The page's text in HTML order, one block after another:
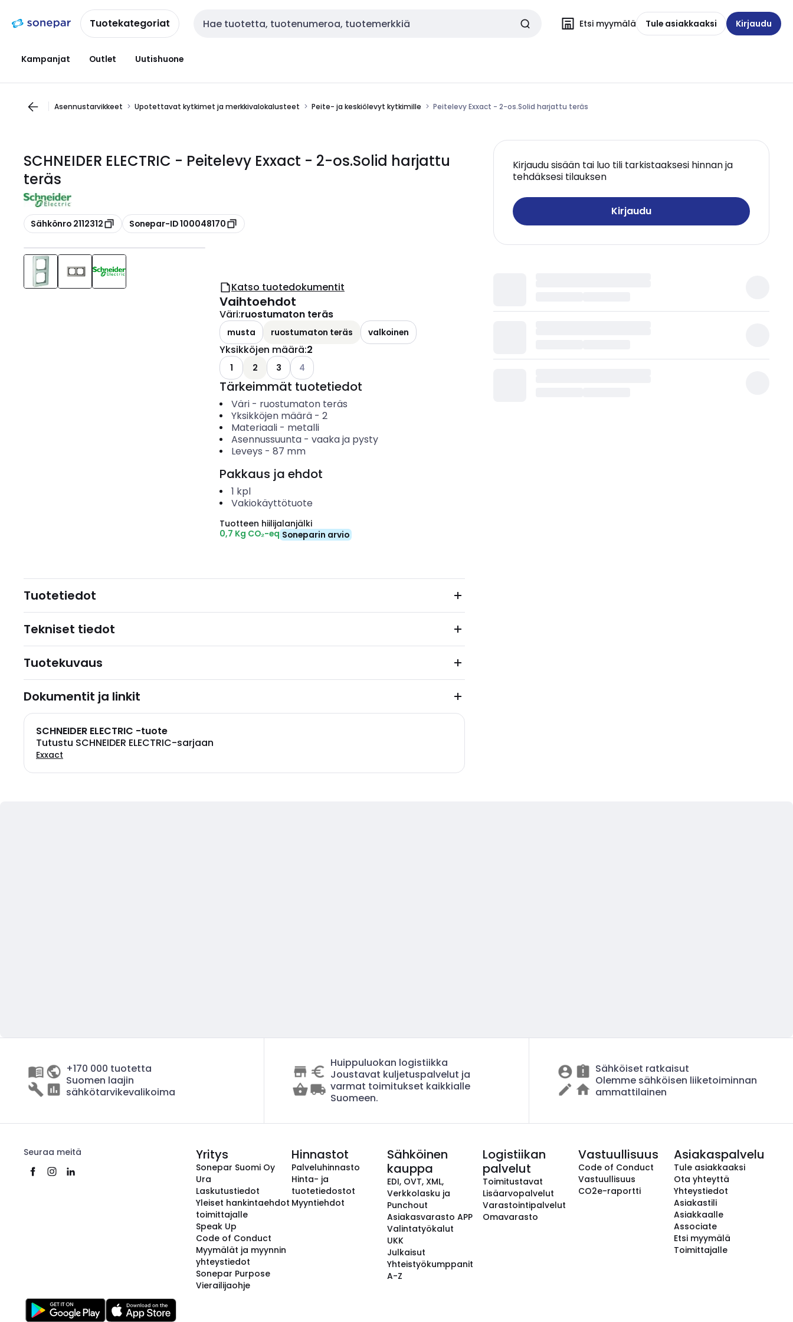
navigointiinsisältöönTuotekategoriat Haku Etsi myymälä Tule asiakkaaksi Kirjaudu
Kampanjat Outlet Uutishuone
Asennustarvikkeet Upotettavat kytkimet ja merkkivalokalusteet Peite- ja keskiölevyt kytkimille Peitelevy Exxact - 2-os.Solid harjattu teräs
SCHNEIDER ELECTRIC - Peitelevy Exxact - 2-os.Solid harjattu
teräs
Kopioi
Sähkönro 2112312 Kopioi
Sonepar-ID 100048170
Kirjaudu sisään tai luo tili tarkistaaksesi hinnan ja
tehdäksesi tilauksen
Kirjaudu
Katso tuotedokumentit
Vaihtoehdot
Väri:ruostumaton teräs
musta ruostumaton teräs valkoinen
Yksikköjen määrä:2
1 2 3 Katso käytettävissä olevat vaihtoehdot
4
Tärkeimmät tuotetiedot
Väri- ruostumaton teräs
Yksikköjen määrä- 2
Materiaali- metalli
Asennussuunta- vaaka ja pysty
Leveys - 87 mm
Pakkaus ja ehdot
1 kpl
Vakiokäyttötuote
Tuotteen hiilijalanjälki
0,7 Kg CO₂-eq Soneparin arvio
Tuotetiedot
Tekniset tiedot
Tuotekuvaus
Dokumentit ja linkit
SCHNEIDER ELECTRIC -tuote
Tutustu SCHNEIDER ELECTRIC-sarjaan
Exxact
+170 000 tuotetta
Suomen laajin
sähkötarvikevalikoima
Huippuluokan logistiikka
Joustavat kuljetuspalvelut ja
varmat toimitukset kaikkialle
Suomeen.
Sähköiset ratkaisut
Olemme sähköisen liiketoiminnan
ammattilainen
Seuraa meitä Yritys
Sonepar Suomi Oy
Ura
Laskutustiedot
Yleiset hankintaehdot
toimittajalle
Speak Up
Code of Conduct
Myymälät ja myynnin
yhteystiedot
Sonepar Purpose
Vierailijaohje
Hinnastot
Palveluhinnasto
Hinta- ja
tuotetiedostot
Myyntiehdot
Sähköinen
kauppa
EDI, OVT, XML,
Verkkolasku ja
Punchout
Asiakasvarasto APP
Valintatyökalut
UKK
Julkaisut
Yhteistyökumppanit
A-Z
Logistiikan
palvelut
Toimitustavat
Lisäarvopalvelut
Varastointipalvelut
Omavarasto
Vastuullisuus
Code of Conduct
Vastuullisuus
CO2e-raportti
Asiakaspalvelu
Tule asiakkaaksi
Ota yhteyttä
Yhteystiedot
Asiakastili
Asiakkaalle
Associate
Etsi myymälä
Toimittajalle